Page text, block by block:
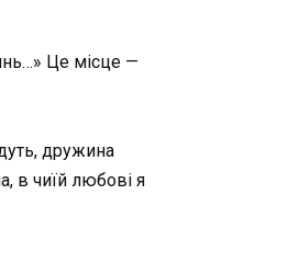
Це місце —
дружина
в чиїй любові я